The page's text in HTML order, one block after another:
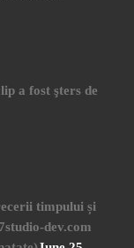
a fost şters de
timpului și
dev.com